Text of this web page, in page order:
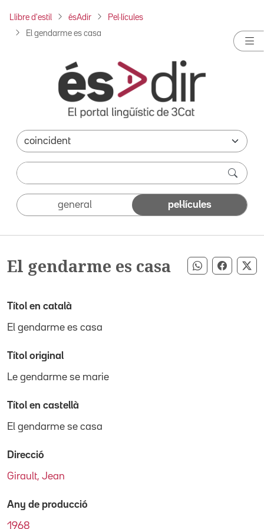
Llibre d'estil ésAdir Pel·lícules
El gendarme es casa
general pel·lícules
El gendarme es casa Compartir
Títol en català
El gendarme es casa
Títol original
Le gendarme se marie
Títol en castellà
El gendarme se casa
Direcció
Girault, Jean
Any de producció
1968